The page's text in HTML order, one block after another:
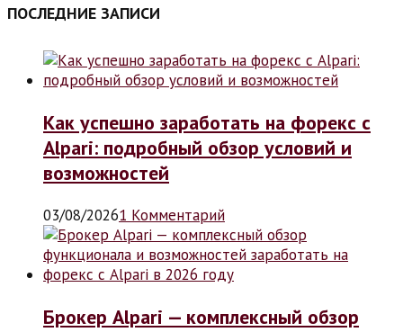
ПОСЛЕДНИЕ ЗАПИСИ
Как успешно заработать на форекс с
Alpari: подробный обзор условий и
возможностей
03/08/20261 Комментарий
Брокер Alpari — комплексный обзор